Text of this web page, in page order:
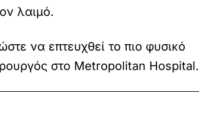
λαιμό.
να επτευχθεί το πιο φυσικό
στο Metropolitan Hospital.